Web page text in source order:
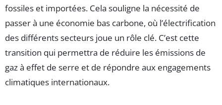
fossiles et importées. Cela souligne la nécessité de
passer à une économie bas carbone, où l’électrification
des différents secteurs joue un rôle clé. C’est cette
transition qui permettra de réduire les émissions de
gaz à effet de serre et de répondre aux engagements
climatiques internationaux.